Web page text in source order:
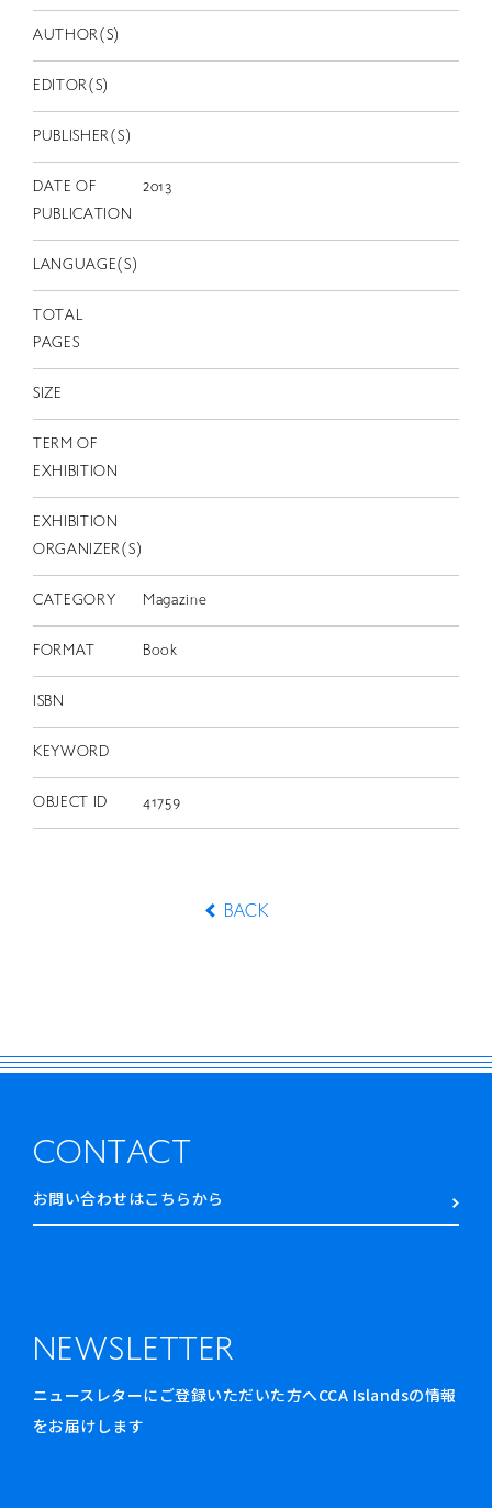
EN
AUTHOR(S)
EDITOR(S)
PUBLISHER(S)
DATE OF
PUBLICATION
2013
LANGUAGE(S)
TOTAL
PAGES
SIZE
TERM OF
EXHIBITION
EXHIBITION
ORGANIZER(S)
CATEGORY Magazine
FORMAT Book
ISBN
KEYWORD
OBJECT ID 41759
BACK
CONTACT
お問い合わせはこちらから
NEWSLETTER
ニュースレターにご登録いただいた方へCCA Islandsの情報
をお届けします